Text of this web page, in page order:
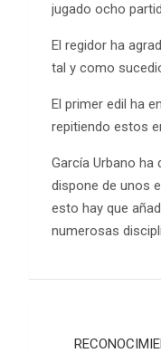
jugado ocho
El regidor ha
tal y como
El primer edil ha
repitiendo estos
García Urbano
dispone de unos
esto hay que
numerosas